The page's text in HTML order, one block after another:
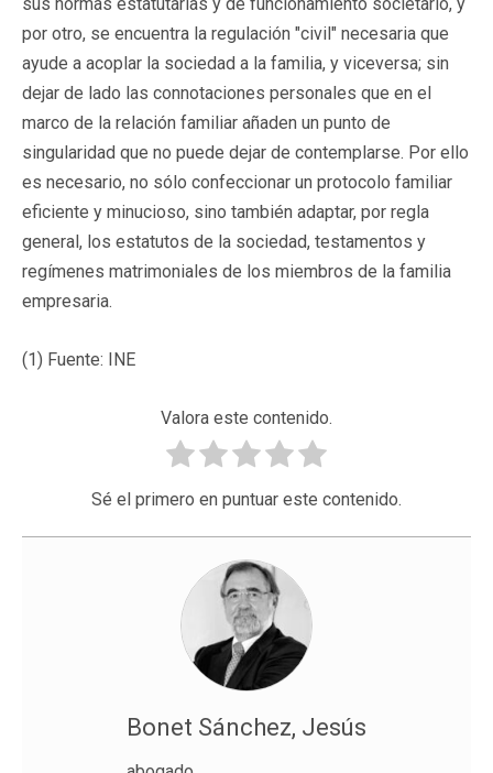
por otro, se encuentra la regulación "civil" necesaria que
ayude a acoplar la sociedad a la familia, y viceversa; sin
dejar de lado las connotaciones personales que en el
marco de la relación familiar añaden un punto de
singularidad que no puede dejar de contemplarse. Por ello
es necesario, no sólo confeccionar un protocolo familiar
eficiente y minucioso, sino también adaptar, por regla
general, los estatutos de la sociedad, testamentos y
regímenes matrimoniales de los miembros de la familia
empresaria.
(1) Fuente: INE
Valora este contenido.
Sé el primero en puntuar este contenido.
Bonet Sánchez, Jesús